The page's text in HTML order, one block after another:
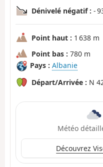
Dénivelé négatif : -
Point haut : 1 638 m
Point bas : 780 m
Pays : Albanie
Départ/Arrivée : N
Météo
Découvrez